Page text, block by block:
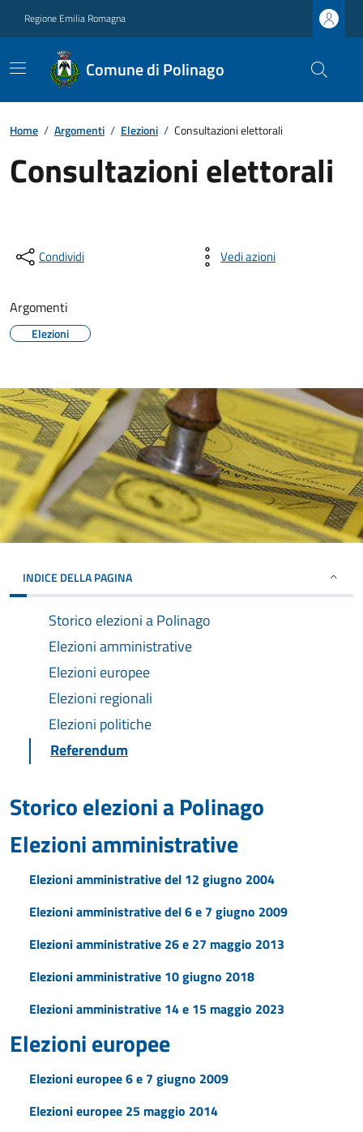
Regione Emilia Romagna
Comune di Polinago
Home / Argomenti / Elezioni / Consultazioni elettorali
Consultazioni elettorali
Condividi Vedi azioni
Argomenti
Elezioni
INDICE DELLA PAGINA
Storico elezioni a Polinago
Elezioni amministrative
Elezioni europee
Elezioni regionali
Elezioni politiche
Referendum
Storico elezioni a Polinago
Elezioni amministrative
Elezioni amministrative del 12 giugno 2004
Elezioni amministrative del 6 e 7 giugno 2009
Elezioni amministrative 26 e 27 maggio 2013
Elezioni amministrative 10 giugno 2018
Elezioni amministrative 14 e 15 maggio 2023
Elezioni europee
Elezioni europee 6 e 7 giugno 2009
Elezioni europee 25 maggio 2014